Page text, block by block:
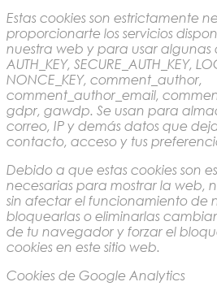
Estas cookies son estrictamente
proporcionarte los servicios
nuestra web y para usar algunas
AUTH_KEY, SECURE_AUTH_KEY,
NONCE_KEY, comment_author,
comment_author_email,
gdpr, gawdp. Se usan para
correo, IP y demás datos que
contacto, acceso y tus
Debido a que estas cookies son
necesarias para mostrar la web,
sin afectar el funcionamiento de
bloquearlas o eliminarlas
de tu navegador y forzar el
cookies en este sitio web.
Cookies de Google Analytics